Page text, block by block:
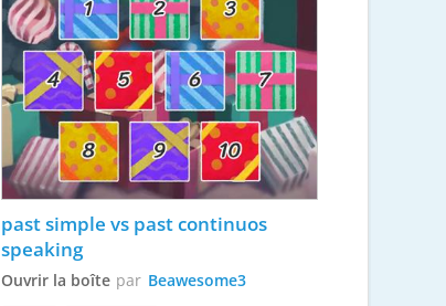
past simple vs past continuos
speaking
Ouvrir la boîte par Beawesome3